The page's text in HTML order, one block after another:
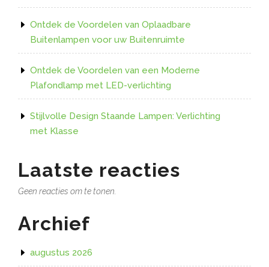
Ontdek de Voordelen van Oplaadbare
Buitenlampen voor uw Buitenruimte
Ontdek de Voordelen van een Moderne
Plafondlamp met LED-verlichting
Stijlvolle Design Staande Lampen: Verlichting
met Klasse
Laatste reacties
Geen reacties om te tonen.
Archief
augustus 2026